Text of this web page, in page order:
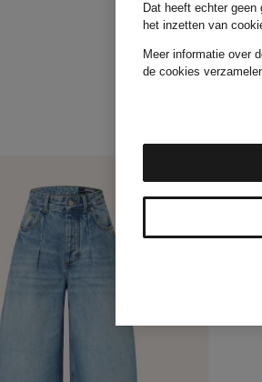
Dat heeft echter
het inzetten van
Meer informatie over
de cookies